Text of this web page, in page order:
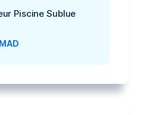
Piscine Sublue
MAD